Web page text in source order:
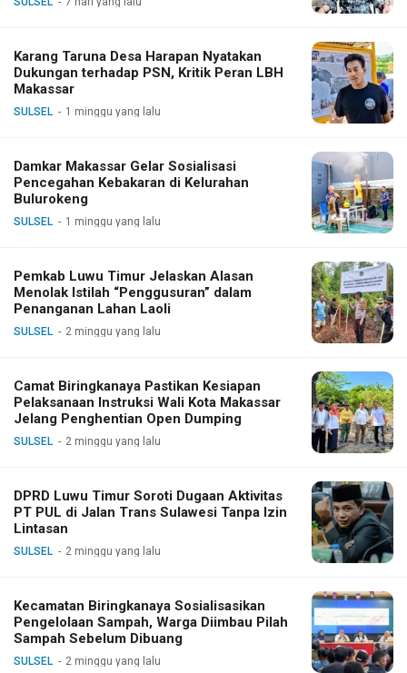
Karang Taruna Desa Harapan Nyatakan
Dukungan terhadap PSN, Kritik Peran LBH
Makassar
SULSEL 1 minggu yang lalu
Damkar Makassar Gelar Sosialisasi
Pencegahan Kebakaran di Kelurahan
Bulurokeng
SULSEL 1 minggu yang lalu
Pemkab Luwu Timur Jelaskan Alasan
Menolak Istilah “Penggusuran” dalam
Penanganan Lahan Laoli
SULSEL 2 minggu yang lalu
Camat Biringkanaya Pastikan Kesiapan
Pelaksanaan Instruksi Wali Kota Makassar
Jelang Penghentian Open Dumping
SULSEL 2 minggu yang lalu
DPRD Luwu Timur Soroti Dugaan Aktivitas
PT PUL di Jalan Trans Sulawesi Tanpa Izin
Lintasan
SULSEL 2 minggu yang lalu
Kecamatan Biringkanaya Sosialisasikan
Pengelolaan Sampah, Warga Diimbau Pilah
Sampah Sebelum Dibuang
SULSEL 2 minggu yang lalu